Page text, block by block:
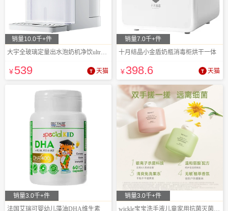
销量10.0千+件
大宇全玻璃定量出水泡奶机净饮ultra款
¥539 天猫
销量7.0千+件
十月结晶小金盾奶瓶消毒柜烘干一体
¥398.6 天猫
销量3.0千+件
法国艾瑞可婴幼儿藻油DHA维生素
销量3.0千+件
wickle宝宝洗手液儿童家用抗菌灭菌2瓶